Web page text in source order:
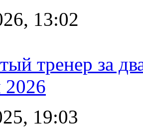
13:02
тренер за
2026
19:03